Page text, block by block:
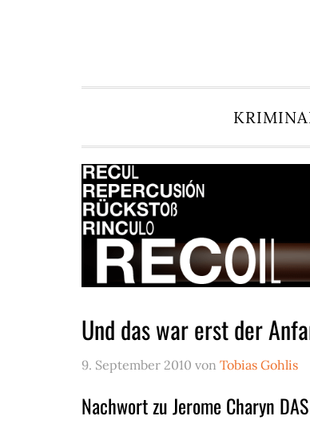
Und das war erst der
9. September 2010 von Tobias Gohlis
Nachwort zu Jerome Charyn